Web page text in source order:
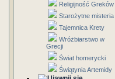
Religijność Greków
Starożytne misteria
Tajemnica Krety
Wróżbiarstwo w
Grecji
Świat homerycki
Świątynia Artemidy